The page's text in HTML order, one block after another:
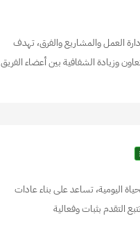
العمل والمشاريع والفرق، تهدف
وزيادة الشفافية بين أعضاء الفريق
اليومية، تساعد على بناء عادات
التقدم بثبات وفعالية